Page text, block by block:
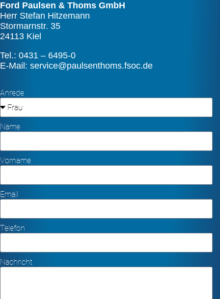
Ford Paulsen & Thoms GmbH
Herr Stefan Hitzemann
Stormarnstr. 35
24113 Kiel
Tel.: 0431 – 6495-0
E-Mail: service@paulsenthoms.fsoc.de
Anrede
Name
Vorname
Email
Telefon
Nachricht